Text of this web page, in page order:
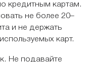
кредитным картам.
не более 20–
и не держать
карт.
Не подавайте